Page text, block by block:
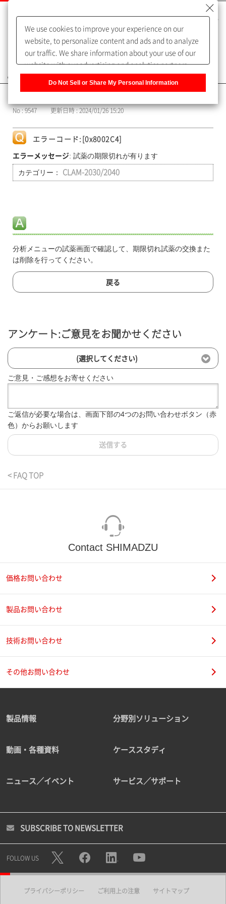
よくあるご質問（FAQ）
No : 9547 更新日時 : 2024/01/26 15:20
エラーコード:[0x8002C4]
エラーメッセージ: 試薬の期限切れが有ります
カテゴリー： CLAM-2030/2040
分析メニューの試薬画面で確認して、期限切れ試薬の交換また
は削除を行ってください。
戻る
アンケート:ご意見をお聞かせください
(選択してください)
ご意見・ご感想をお寄せください
ご返信が必要な場合は、画面下部の4つのお問い合わせボタン（赤
色）からお願いします
送信する
< FAQ TOP
Contact SHIMADZU
価格お問い合わせ
製品お問い合わせ
技術お問い合わせ
その他お問い合わせ
製品情報 分野別ソリューション
動画・各種資料 ケーススタディ
ニュース／イベント サービス／サポート
SUBSCRIBE TO NEWSLETTER
FOLLOW US
プライバシーポリシー ご利用上の注意 サイトマップ
We use cookies to improve your experience on our
website, to personalize content and ads and to analyze
our traffic. We share information about your use of our
website with our advertising and analytics partners,
of our sharing information about you with our partners.
Information] to customize your cookie settings on our
Do Not Sell or Share My Personal Information